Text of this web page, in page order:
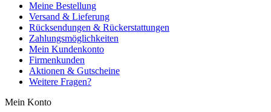
Meine Bestellung
Versand & Lieferung
Rücksendungen & Rückerstattungen
Zahlungsmöglichkeiten
Mein Kundenkonto
Firmenkunden
Aktionen & Gutscheine
Weitere Fragen?
Mein Konto